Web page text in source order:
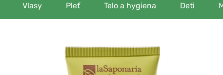
Vlasy Pleť Telo a hygiena Deti